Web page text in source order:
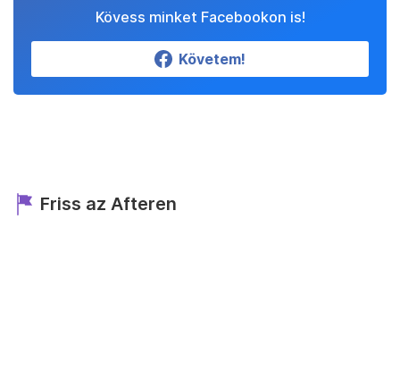
Kövess minket Facebookon is!
Követem!
Friss az Afteren